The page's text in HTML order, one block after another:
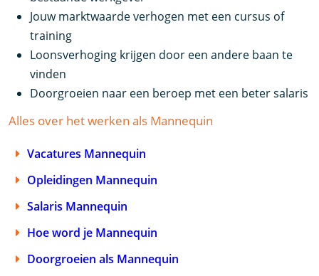
Jouw marktwaarde verhogen met een cursus of
training
Loonsverhoging krijgen door een andere baan te
vinden
Doorgroeien naar een beroep met een beter salaris
Alles over het werken als Mannequin
Vacatures Mannequin
Opleidingen Mannequin
Salaris Mannequin
Hoe word je Mannequin
Doorgroeien als Mannequin